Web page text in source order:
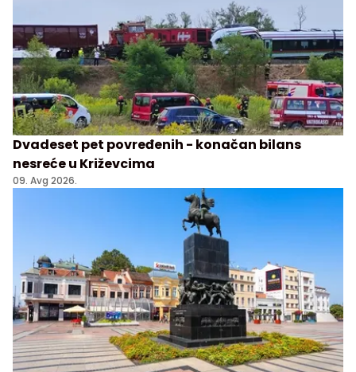
Dvadeset pet povređenih - konačan bilans
nesreće u Križevcima
09. Avg 2026.